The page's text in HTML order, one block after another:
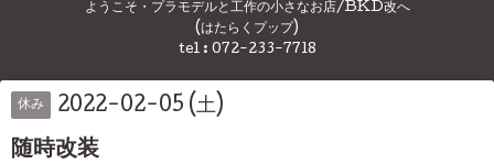
ようこそ・プラモデルと工作の小さなお店/BKD改へ
(はたらくプップ)
tel : 072-233-7718
休み 2022-02-05 (土)
随時改装